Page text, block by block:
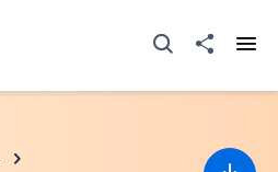
打开搜寻器分享至